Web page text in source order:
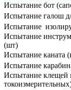
Испытание бот
Испытание галош
Испытание
Испытание
(шт)
Испытание каната
Испытание
Испытание клещей